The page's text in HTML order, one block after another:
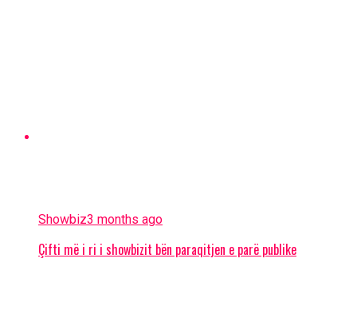
Showbiz3 months ago
Çifti më i ri i showbizit bën paraqitjen e parë publike